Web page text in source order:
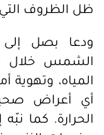
ظل الظروف التي
ودعا بصل
الشمس خلال
المياه، وتهوية
أي أعراض
الحرارة. كما